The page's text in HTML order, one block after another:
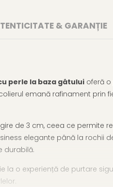
& GARANȚIE
perle la baza gâtului oferă
emană rafinament
de 3 cm, ceea ce permite
elegante până la rochii
durabilă.
o experiență de purtare